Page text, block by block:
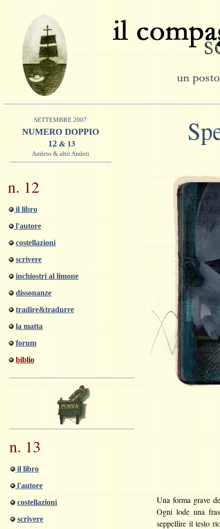
SETTEMBRE 2007
NUMERO DOPPIO
12 & 13
Amleto & altri Amleti
n. 12
il libro
l'autore
costellazioni
scrivere
inchiostri al limone
dissonanze
tradire&tradurre
la matta
forum
biblio
n. 13
il libro
l'autore
costellazioni
scrivere
Una forma grave
Ogni lode una
seppellire il testo